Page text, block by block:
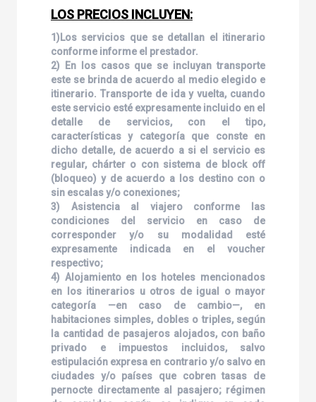
LOS PRECIOS INCLUYEN:
1)Los servicios que se detallan el itinerario
conforme informe el prestador.
2) En los casos que se incluyan transporte
este se brinda de acuerdo al medio elegido e
itinerario. Transporte de ida y vuelta, cuando
este servicio esté expresamente incluido en el
detalle de servicios, con el tipo,
características y categoría que conste en
dicho detalle, de acuerdo a si el servicio es
regular, chárter o con sistema de block off
(bloqueo) y de acuerdo a los destino con o
sin escalas y/o conexiones;
3) Asistencia al viajero conforme las
condiciones del servicio en caso de
corresponder y/o su modalidad esté
expresamente indicada en el voucher
respectivo;
4) Alojamiento en los hoteles mencionados
en los itinerarios u otros de igual o mayor
categoría —en caso de cambio—, en
habitaciones simples, dobles o triples, según
la cantidad de pasajeros alojados, con baño
privado e impuestos incluidos, salvo
estipulación expresa en contrario y/o salvo en
ciudades y/o países que cobren tasas de
pernocte directamente al pasajero; régimen